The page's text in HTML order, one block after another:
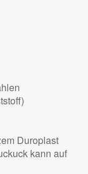
Duroplast
kann auf